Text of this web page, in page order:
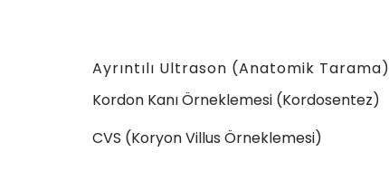
Ayrıntılı Ultrason (Anatomik Tarama)
Kordon Kanı Örneklemesi (Kordosentez)
CVS (Koryon Villus Örneklemesi)